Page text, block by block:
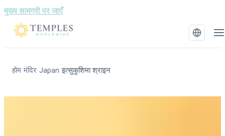
मुख्य सामग्री पर जाएँ
होम/मंदिर/Japan /इत्सुकुशिमा श्राइन